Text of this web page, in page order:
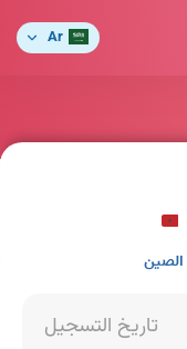
Ar
الصين
تاريخ التسجيل